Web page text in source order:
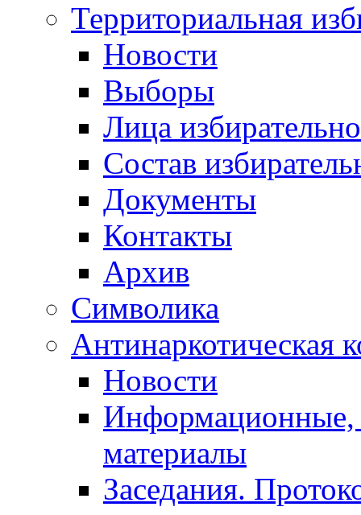
Территориальная
Новости
Выборы
Лица
Состав
Документы
Контакты
Архив
Символика
Антинаркотическая
Новости
Информационные,
материалы
Заседания.